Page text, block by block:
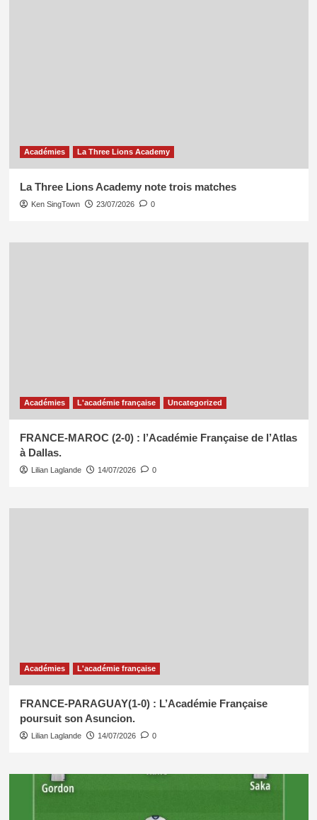
Académies La Three Lions Academy
La Three Lions Academy note trois matches
Ken SingTown 23/07/2026 0
Académies L'académie française Uncategorized
FRANCE-MAROC (2-0) : l’Académie Française de l’Atlas
à Dallas.
Lilian Laglande 14/07/2026 0
Académies L'académie française
FRANCE-PARAGUAY(1-0) : L’Académie Française
poursuit son Asuncion.
Lilian Laglande 14/07/2026 0